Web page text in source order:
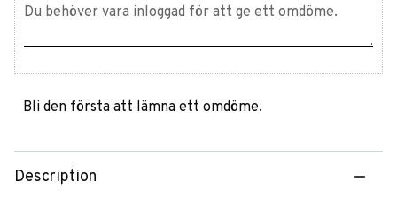
Bli den första att lämna ett omdöme.
Description